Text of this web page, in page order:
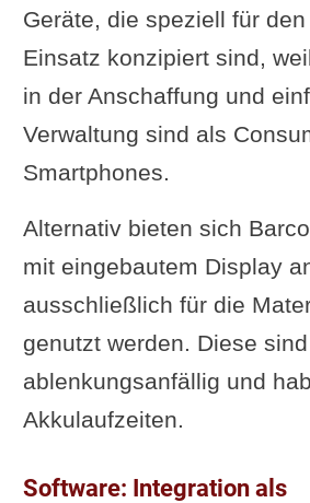
Geräte, die speziell für
Einsatz konzipiert sind,
in der Anschaffung und
Verwaltung sind als
Smartphones.
Alternativ bieten sich
mit eingebautem Display
ausschließlich für die
genutzt werden. Diese
ablenkungsanfällig und
Akkulaufzeiten.
Software: Integration als